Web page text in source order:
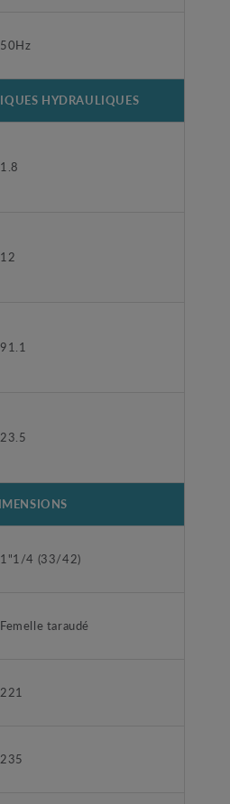
50Hz
HYDRAULIQUES
1.8
12
91.1
23.5
1"1/4 (33/42)
Femelle taraudé
221
235